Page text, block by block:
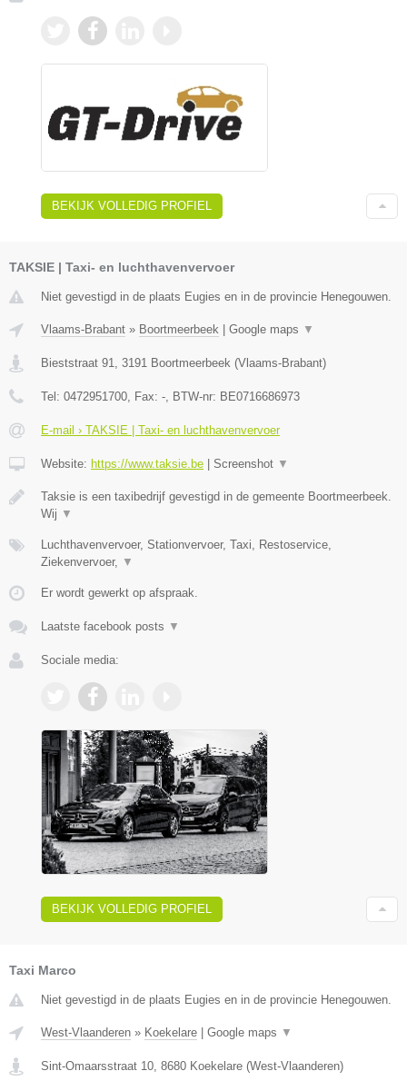
BEKIJK VOLLEDIG PROFIEL
TAKSIE | Taxi- en luchthavenvervoer
Niet gevestigd in de plaats Eugies en in de provincie Henegouwen.
Vlaams-Brabant » Boortmeerbeek Google maps ▼
Bieststraat 91, 3191 Boortmeerbeek (Vlaams-Brabant)
Tel: 0472951700, Fax: -, BTW-nr: BE0716686973
E-mail › TAKSIE | Taxi- en luchthavenvervoer
Website: https://www.taksie.be Screenshot ▼
Taksie is een taxibedrijf gevestigd in de gemeente Boortmeerbeek.
Wij ▼
Luchthavenvervoer, Stationvervoer, Taxi, Restoservice,
Ziekenvervoer, ▼
Er wordt gewerkt op afspraak.
Laatste facebook posts ▼
Sociale media:
BEKIJK VOLLEDIG PROFIEL
Taxi Marco
Niet gevestigd in de plaats Eugies en in de provincie Henegouwen.
West-Vlaanderen » Koekelare Google maps ▼
Sint-Omaarsstraat 10 8680 Koekelare (West-Vlaanderen)